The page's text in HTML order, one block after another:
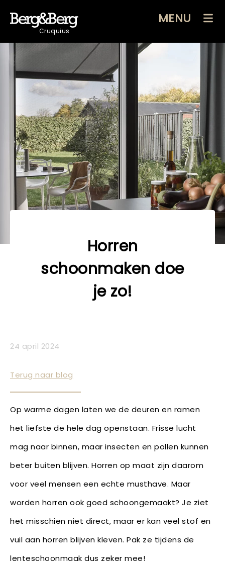
Cruquius
MENU
Horren
schoonmaken doe
je zo!
24 april 2024
Terug naar blog
Op warme dagen laten we de deuren en ramen
het liefste de hele dag openstaan. Frisse lucht
mag naar binnen, maar insecten en pollen kunnen
beter buiten blijven. Horren op maat zijn daarom
voor veel mensen een echte musthave. Maar
worden horren ook goed schoongemaakt? Je ziet
het misschien niet direct, maar er kan veel stof en
vuil aan horren blijven kleven. Pak ze tijdens de
lenteschoonmaak dus zeker mee!